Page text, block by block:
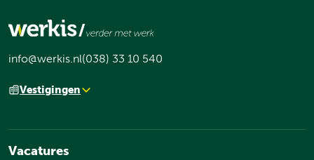
info@werkis.nl(038) 33 10 540
Vestigingen
Vacatures